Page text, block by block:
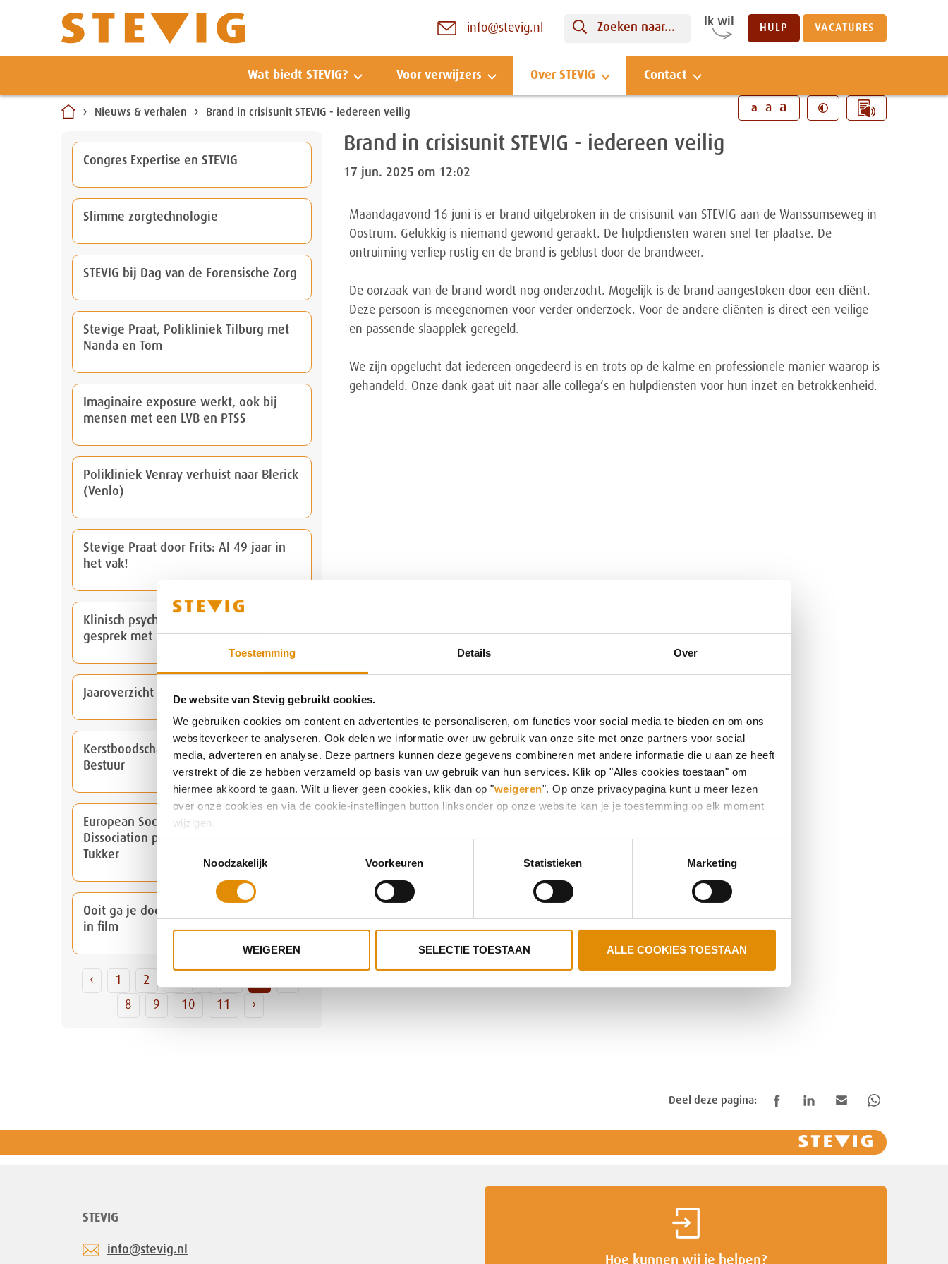
Toestemming Details Over
De website van Stevig gebruikt cookies.
We gebruiken cookies om content en advertenties te personaliseren, om functies voor social media te bieden en om ons
websiteverkeer te analyseren. Ook delen we informatie over uw gebruik van onze site met onze partners voor social
media, adverteren en analyse. Deze partners kunnen deze gegevens combineren met andere informatie die u aan ze heeft
verstrekt of die ze hebben verzameld op basis van uw gebruik van hun services. Klik op "Alles cookies toestaan" om
hiermee akkoord te gaan. Wilt u liever geen cookies, klik dan op "weigeren". Op onze privacypagina kunt u meer lezen
over onze cookies en via de cookie-instellingen button linksonder op onze website kan je je toestemming op elk moment
wijzigen.
Noodzakelijk
Voorkeuren Statistieken Marketing
WEIGEREN SELECTIE TOESTAAN ALLE COOKIES TOESTAAN
info@stevig.nl Zoeken naar... Ik wil HULP VACATURES
Wat biedt STEVIG? Voor verwijzers Over STEVIG Contact
a a a
Nieuws & verhalen Brand in crisisunit STEVIG - iedereen veilig
Congres Expertise en STEVIG
Slimme zorgtechnologie
STEVIG bij Dag van de Forensische Zorg
Stevige Praat, Polikliniek Tilburg met
Nanda en Tom
Imaginaire exposure werkt, ook bij
mensen met een LVB en PTSS
Polikliniek Venray verhuist naar Blerick
(Venlo)
Stevige Praat door Frits: Al 49 jaar in
het vak!
Klinisch psycholoog Paul Prins in
gesprek met 'BKV werken in de zorg'
Jaaroverzicht van Dichterbij en STEVIG
Kerstboodschap van de Raad van
Bestuur
European Society for Trauma and
Dissociation publiceert artikel Kim
Tukker
Ooit ga je dood, cliënt Miranda te zien
in film
‹ 1 2
8
9 10 11 ›
Brand in crisisunit STEVIG - iedereen veilig
17 jun. 2025 om 12:02
Maandagavond 16 juni is er brand uitgebroken in de crisisunit van STEVIG aan de Wanssumseweg in
Oostrum. Gelukkig is niemand gewond geraakt. De hulpdiensten waren snel ter plaatse. De
ontruiming verliep rustig en de brand is geblust door de brandweer.
De oorzaak van de brand wordt nog onderzocht. Mogelijk is de brand aangestoken door een cliënt.
Deze persoon is meegenomen voor verder onderzoek. Voor de andere cliënten is direct een veilige
en passende slaapplek geregeld.
We zijn opgelucht dat iedereen ongedeerd is en trots op de kalme en professionele manier waarop is
gehandeld. Onze dank gaat uit naar alle collega’s en hulpdiensten voor hun inzet en betrokkenheid.
Deel deze pagina:
STEVIG
info@stevig.nl
Hoe kunnen wij je helpen?
Sluiten